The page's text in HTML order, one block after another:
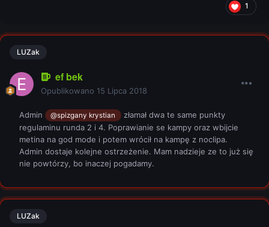
1
LUZak
ef bek
Opublikowano 15 Lipca 2018
Admin @spizgany krystian
złamał dwa te same punkty
regulaminu runda 2 i 4. Poprawianie se kampy oraz wbijcie
metina na god mode i potem wrócił na kampę z noclipa.
Admin dostaje kolejne ostrzeżenie. Mam nadzieje ze to już się
nie powtórzy, bo inaczej pogadamy.
LUZak